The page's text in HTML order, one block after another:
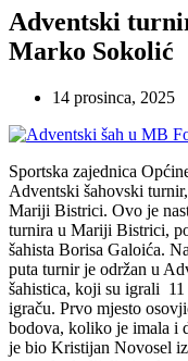
Adventski
Marko Sokolić
14 prosinca, 2025
Sportska zajednica
Adventski šahovski
Mariji Bistrici. Ovo je
turnira u Mariji Bistrici,
šahista Borisa Galoića.
puta turnir je održan u
šahistica, koji su igrali
igraču. Prvo mjesto
bodova, koliko je imala i
je bio Kristijan Novosel